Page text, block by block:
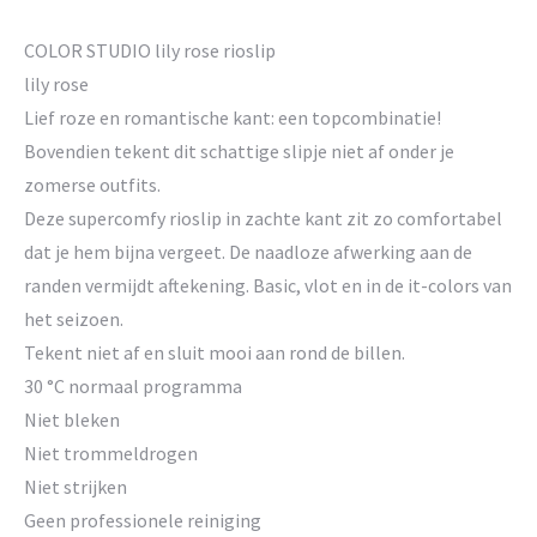
COLOR STUDIO lily rose rioslip
lily rose
Lief roze en romantische kant: een topcombinatie!
Bovendien tekent dit schattige slipje niet af onder je
zomerse outfits.
Deze supercomfy rioslip in zachte kant zit zo comfortabel
dat je hem bijna vergeet. De naadloze afwerking aan de
randen vermijdt aftekening. Basic, vlot en in de it-colors van
het seizoen.
Tekent niet af en sluit mooi aan rond de billen.
30 °C normaal programma
Niet bleken
Niet trommeldrogen
Niet strijken
Geen professionele reiniging